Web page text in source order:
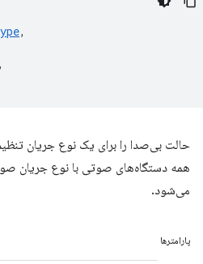
,
,
حالت بی‌صدا را برای یک نوع جریان
همه دستگاه‌های صوتی با نوع جریان
می‌شود.
پارامترها